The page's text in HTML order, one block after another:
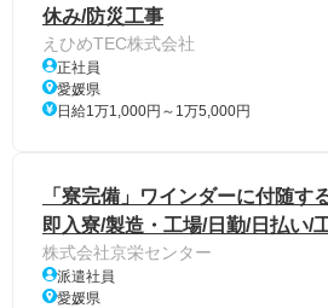
休み/防災工事
えひめTEC株式会社
正社員
愛媛県
日給1万1,000円～1万5,000円
「寮完備」ワインダーに付随す
即入寮/製造・工場/日勤/日払い/
株式会社京栄センター
派遣社員
愛媛県